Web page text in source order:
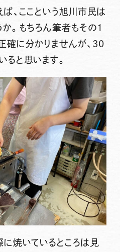
、ここという旭川市民は
。もちろん筆者もその1
確に分かりませんが、30
と思います。
に焼いているところは見